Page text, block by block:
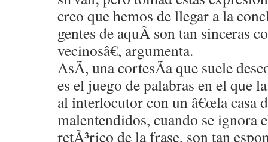
creo que hemos de llegar a la
gentes de aquÃ­ son tan sinceras
vecinosâ€, argumenta.
AsÃ­, una cortesÃ­a que suele
es el juego de palabras en el que
al interlocutor con un â€œla casa
malentendidos, cuando se ignora
retÃ³rico de la frase, son tan